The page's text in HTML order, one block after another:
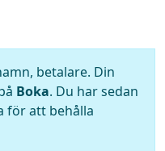
betalare. Din
Boka. Du har sedan
för att behålla